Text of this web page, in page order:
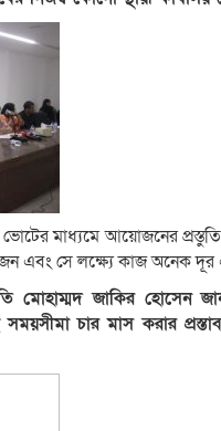
ভোটের মাধ্যমে আয়োজনের
এবং সে লক্ষ্যে কাজ অনেক দূর
মোহাম্মদ জাকির হোসেন
চার মাস করার